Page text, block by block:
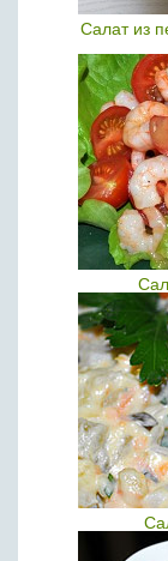
Салат из